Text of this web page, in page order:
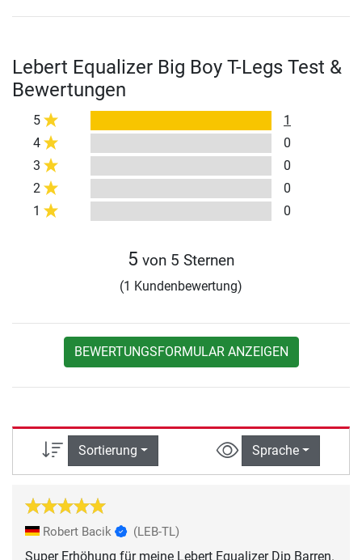
Lebert Equalizer Big Boy T-Legs Test &
Bewertungen
5
1
4
0
3
0
2
0
1
0
5 von 5 Sternen
(1 Kundenbewertung)
BEWERTUNGSFORMULAR ANZEIGEN
Sortierung Sprache
Robert Bacik (LEB-TL)
Super Erhöhung für meine Lebert Equalizer Dip Barren.